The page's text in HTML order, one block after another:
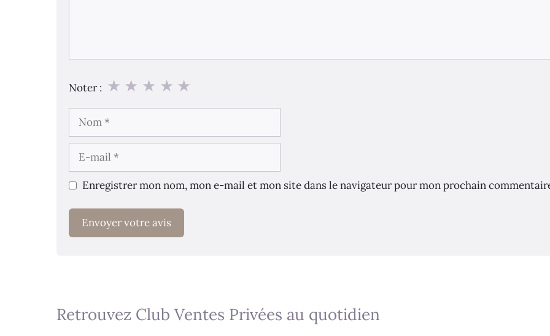
Noter : ★
★
★
★
★
mail
Enregistrer mon nom, mon e-mail et mon site dans le navigateur pour mon prochain
Retrouvez Club Ventes Privées au quotidien